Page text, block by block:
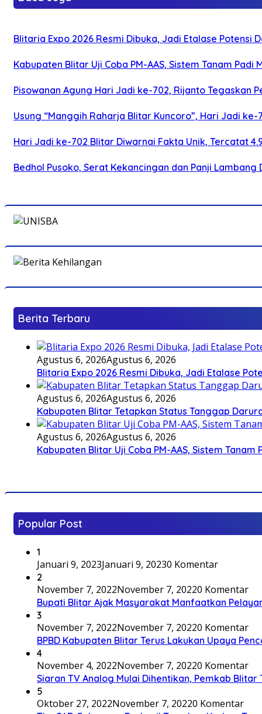
Blitaria Expo 2026 Resmi Dibuka, Jadi Etalase
Kabupaten Blitar Uji Coba PM-AAS, Sistem Tanam
Pisowanan Agung Hari Jadi ke-702, Rijanto Tegaskan
Usung “Manggih Raharja Blitar Kuncoro”, Hari Jadi
Hari Jadi ke-702 Blitar Diwarnai Fakta Unik, Tercatat
Bedhol Pusoko, Serat Kekancingan dan Panji
Berita Terbaru
Agustus 6, 2026Agustus 6, 2026
Blitaria Expo 2026 Resmi Dibuka, Jadi Etalase
Agustus 6, 2026Agustus 6, 2026
Kabupaten Blitar Tetapkan Status Tanggap
Agustus 6, 2026Agustus 6, 2026
Kabupaten Blitar Uji Coba PM-AAS, Sistem
Popular Post
1
Januari 9, 2023Januari 9, 20230 Komentar
2
November 7, 2022November 7, 20220 Komentar
Bupati Blitar Ajak Masyarakat Manfaatkan
3
November 7, 2022November 7, 20220 Komentar
BPBD Kabupaten Blitar Terus Lakukan Upaya
4
November 4, 2022November 7, 20220 Komentar
Siaran TV Analog Mulai Dihentikan, Pemkab
5
Oktober 27, 2022November 7, 20220 Komentar